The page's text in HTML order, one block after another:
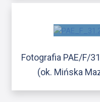
Fotografia PAE/F/
(ok. Mińska